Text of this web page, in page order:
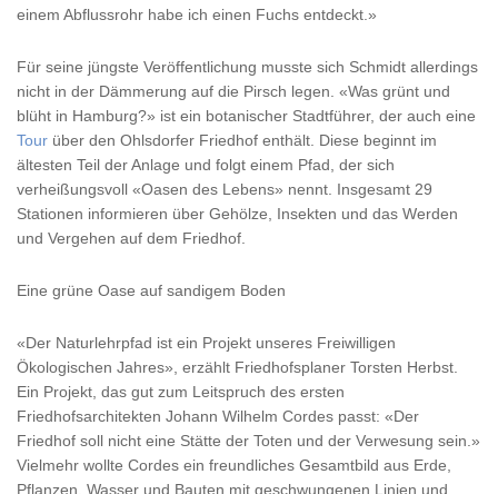
einem Abflussrohr habe ich einen Fuchs entdeckt.»
Für seine jüngste Veröffentlichung musste sich Schmidt allerdings
nicht in der Dämmerung auf die Pirsch legen. «Was grünt und
blüht in Hamburg?» ist ein botanischer Stadtführer, der auch eine
Tour über den Ohlsdorfer Friedhof enthält. Diese beginnt im
ältesten Teil der Anlage und folgt einem Pfad, der sich
verheißungsvoll «Oasen des Lebens» nennt. Insgesamt 29
Stationen informieren über Gehölze, Insekten und das Werden
und Vergehen auf dem Friedhof.
Eine grüne Oase auf sandigem Boden
«Der Naturlehrpfad ist ein Projekt unseres Freiwilligen
Ökologischen Jahres», erzählt Friedhofsplaner Torsten Herbst.
Ein Projekt, das gut zum Leitspruch des ersten
Friedhofsarchitekten Johann Wilhelm Cordes passt: «Der
Friedhof soll nicht eine Stätte der Toten und der Verwesung sein.»
Vielmehr wollte Cordes ein freundliches Gesamtbild aus Erde,
Pflanzen, Wasser und Bauten mit geschwungenen Linien und